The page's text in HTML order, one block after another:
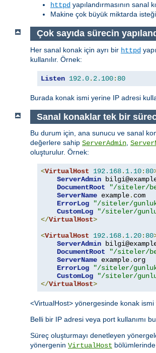
httpd yapılandırmasının sanal
Makine çok büyük miktarda
Çok sayıda sürecin
Her sanal konak için ayrı bir httpd
kullanılır. Örnek:
Listen 192.0. 2.100: 80
Burada konak ismi yerine IP adresi
Sanal konaklar tek bir
Bu durum için, ana sunucu ve sanal
değerlere sahip ServerAdmin,
oluşturulur. Örnek:
<VirtualHost 192.168. 1.10: 80
ServerAdmin
DocumentRoot
"/siteler/
ServerName example. com
ErrorLog
"/siteler/
CustomLog
"/siteler/
</VirtualHost>
<VirtualHost 192.168. 1.20: 80
ServerAdmin
DocumentRoot
"/siteler/
ServerName example. org
ErrorLog
"/siteler/
CustomLog
"/siteler/
</VirtualHost>
<VirtualHost> yönergesinde konak ismi
Belli bir IP adresi veya port kullanımı
Süreç oluşturmayı denetleyen
yönergenin VirtualHost bölümlerinde